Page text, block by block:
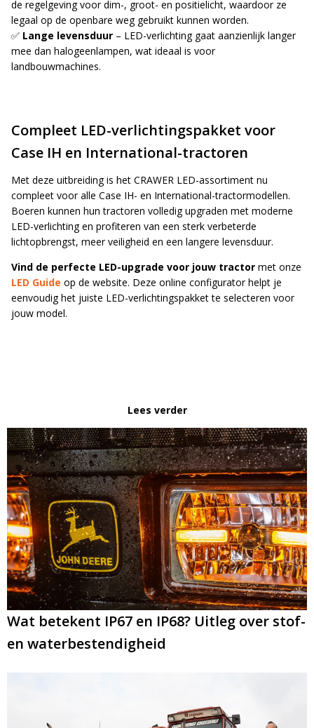
de regelgeving voor dim-, groot- en positielicht, waardoor ze
legaal op de openbare weg gebruikt kunnen worden.
✅ Lange levensduur – LED-verlichting gaat aanzienlijk langer
mee dan halogeenlampen, wat ideaal is voor
landbouwmachines.
Compleet LED-verlichtingspakket voor
Case IH en International-tractoren
Met deze uitbreiding is het CRAWER LED-assortiment nu
compleet voor alle Case IH- en International-tractormodellen.
Boeren kunnen hun tractoren volledig upgraden met moderne
LED-verlichting en profiteren van een sterk verbeterde
lichtopbrengst, meer veiligheid en een langere levensduur.
Vind de perfecte LED-upgrade voor jouw tractor met onze
LED Guide op de website. Deze online configurator helpt je
eenvoudig het juiste LED-verlichtingspakket te selecteren voor
jouw model.
Lees verder
Wat betekent IP67 en IP68? Uitleg over stof-
en waterbestendigheid
updates, promoties en aanbiedingen, leuke
klantverhalen en ontdek de klantfoto van de
maand!
Email
e
r
n
a
t
i
v
e
:
Bevestig je inschrijving via de bevestigingsmail
in je inbox. Deze ontvang je binnen een paar
minuten.